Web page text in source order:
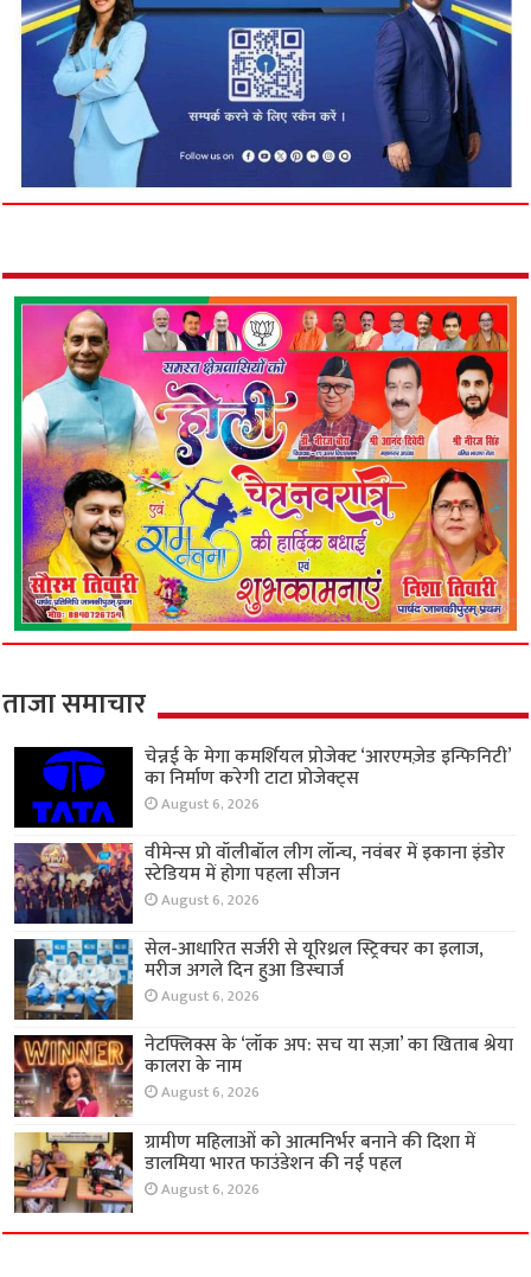
ताजा समाचार
चेन्नई के मेगा कमर्शियल प्रोजेक्ट ‘आरएमज़ेड इन्फिनिटी’
का निर्माण करेगी टाटा प्रोजेक्ट्स
August 6, 2026
वीमेन्स प्रो वॉलीबॉल लीग लॉन्च, नवंबर में इकाना इंडोर
स्टेडियम में होगा पहला सीजन
August 6, 2026
सेल-आधारित सर्जरी से यूरिथ्रल स्ट्रिक्चर का इलाज,
मरीज अगले दिन हुआ डिस्चार्ज
August 6, 2026
नेटफ्लिक्स के ‘लॉक अप: सच या सज़ा’ का खिताब श्रेया
कालरा के नाम
August 6, 2026
ग्रामीण महिलाओं को आत्मनिर्भर बनाने की दिशा में
डालमिया भारत फाउंडेशन की नई पहल
August 6, 2026